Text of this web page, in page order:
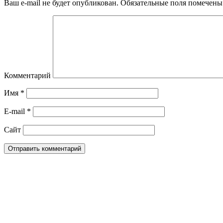
Ваш e-mail не будет опубликован. Обязательные поля
Комментарий
Имя *
E-mail *
Сайт